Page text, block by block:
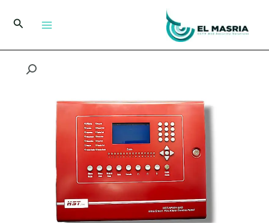
المحتوى
البحث